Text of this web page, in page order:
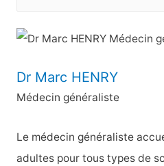
c
e
r
h
e
Dr Marc HENRY
Médecin généraliste
Le médecin généraliste
adultes pour tous types de